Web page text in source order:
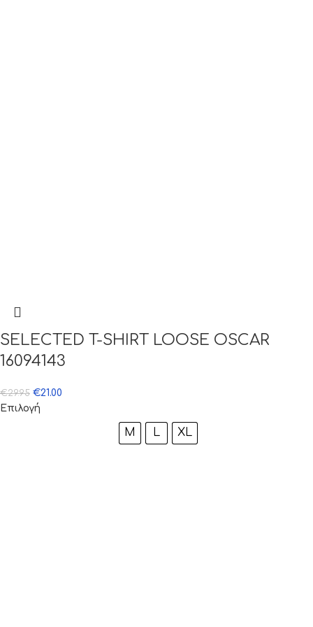
SELECTED T-SHIRT LOOSE OSCAR
16094143
€29.95 €21.00
Επιλογή
M L XL